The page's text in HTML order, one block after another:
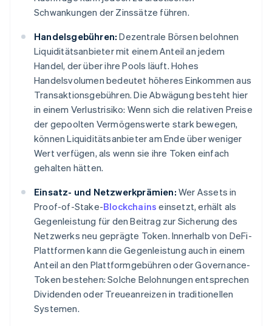
Schwankungen der Zinssätze führen.
Handelsgebühren: Dezentrale Börsen belohnen
Liquiditätsanbieter mit einem Anteil an jedem
Handel, der über ihre Pools läuft. Hohes
Handelsvolumen bedeutet höheres Einkommen aus
Transaktionsgebühren. Die Abwägung besteht hier
in einem Verlustrisiko: Wenn sich die relativen Preise
der gepoolten Vermögenswerte stark bewegen,
können Liquiditätsanbieter am Ende über weniger
Wert verfügen, als wenn sie ihre Token einfach
gehalten hätten.
Einsatz- und Netzwerkprämien: Wer Assets in
Proof-of-Stake-Blockchains einsetzt, erhält als
Gegenleistung für den Beitrag zur Sicherung des
Netzwerks neu geprägte Token. Innerhalb von DeFi-
Plattformen kann die Gegenleistung auch in einem
Anteil an den Plattformgebühren oder Governance-
Token bestehen: Solche Belohnungen entsprechen
Dividenden oder Treueanreizen in traditionellen
Systemen.